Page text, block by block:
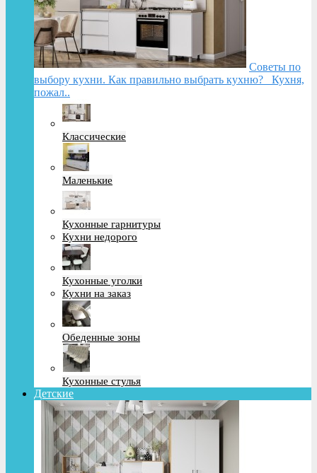
Советы по
выбору кухни. Как правильно выбрать кухню? Кухня,
пожал..
Классические
Маленькие
Кухонные гарнитуры
Кухни недорого
Кухонные уголки
Кухни на заказ
Обеденные зоны
Кухонные стулья
Детские